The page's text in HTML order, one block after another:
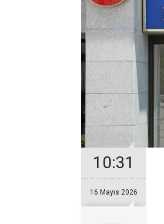
10:31
16 Mayıs 2026